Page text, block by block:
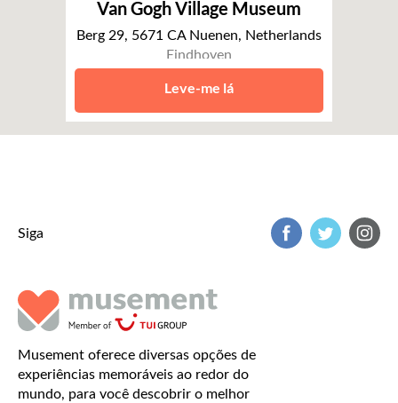
Van Gogh Village Museum
Berg 29, 5671 CA Nuenen, Netherlands
Eindhoven
Leve-me lá
Siga
Musement oferece diversas opções de
experiências memoráveis ao redor do
mundo, para você descobrir o melhor